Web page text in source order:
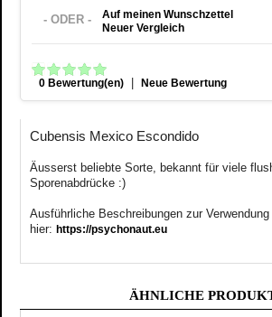
- ODER -
Auf meinen Wunschzettel
Neuer Vergleich
0 Bewertung(en) | Neue Bewertung
Cubensis Mexico Escondido
Äusserst beliebte Sorte, bekannt für viele
Sporenabdrücke :)
Ausführliche Beschreibungen zur
hier: https://psychonaut.eu
ÄHNLICHE